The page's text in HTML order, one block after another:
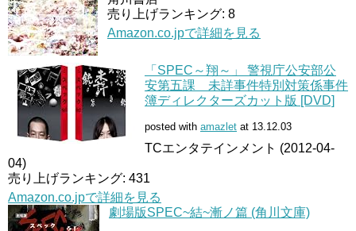
売り上げランキング: 8
Amazon.co.jpで詳細を見る
「SPEC～翔～」 警視庁公安部公
安第五課 未詳事件特別対策係事件
簿ディレクターズカット版 [DVD]
posted with amazlet at 13.12.03
TCエンタテインメント (2012-04-
04)
売り上げランキング: 431
Amazon.co.jpで詳細を見る
劇場版SPEC~結~漸ノ篇 (角川文庫)